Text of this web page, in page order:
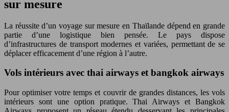
sur mesure
La réussite d’un voyage sur mesure en Thaïlande dépend en grande
partie d’une logistique bien pensée. Le pays dispose
d’infrastructures de transport modernes et variées, permettant de se
déplacer efficacement d’une région à l’autre.
Vols intérieurs avec thai airways et bangkok airways
Pour optimiser votre temps et couvrir de grandes distances, les vols
intérieurs sont une option pratique. Thai Airways et Bangkok